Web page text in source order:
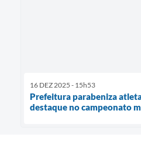
16 DEZ 2025 - 15h53
Prefeitura parabeniza
destaque no campeonato